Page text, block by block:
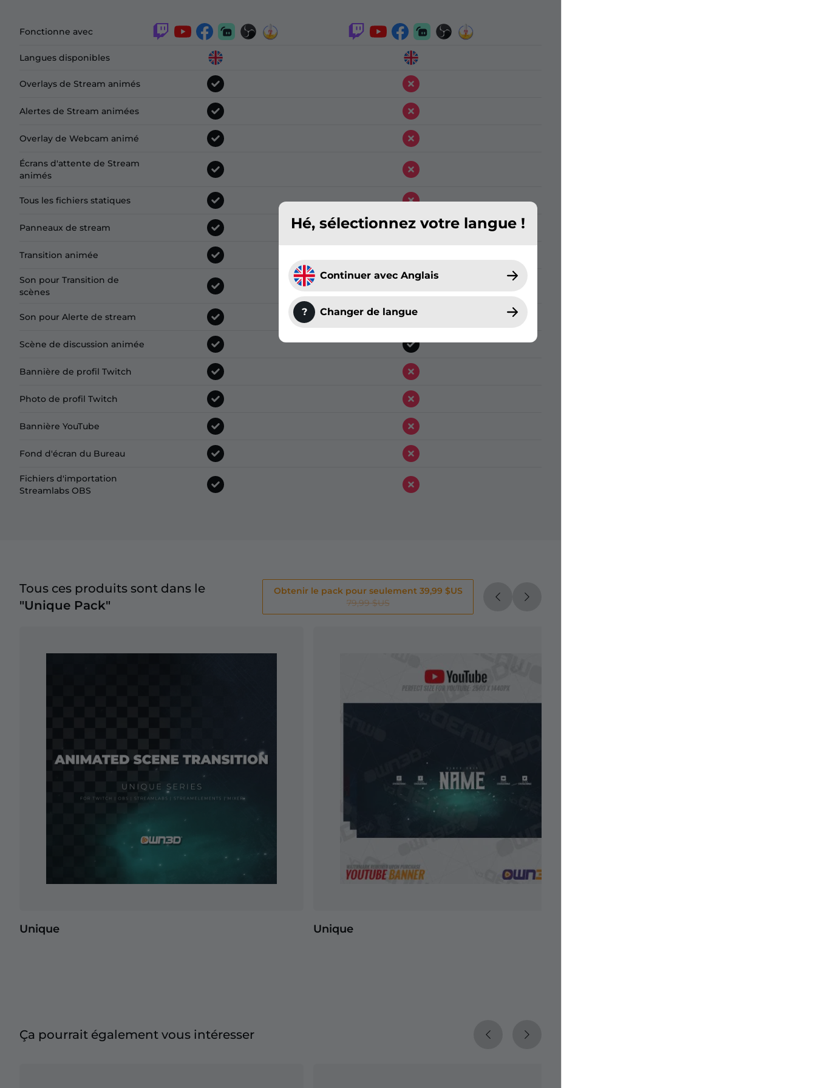
Hé, sélectionnez votre langue !
Continuer avec Anglais
? Changer de langue
Fonctionne avec
Langues disponibles
Overlays de Stream animés
Alertes de Stream animées
Overlay de Webcam animé
Écrans d'attente de Stream
animés
Tous les fichiers statiques
Panneaux de stream
Transition animée
Son pour Transition de
scènes
Son pour Alerte de stream
Scène de discussion animée
Bannière de profil Twitch
Photo de profil Twitch
Bannière YouTube
Fond d'écran du Bureau
Fichiers d'importation
Streamlabs OBS
Tous ces produits sont dans le
"Unique Pack"
Obtenir le pack pour seulement 39,99 $US
79,99 $US
Unique Unique
Ça pourrait également vous intéresser